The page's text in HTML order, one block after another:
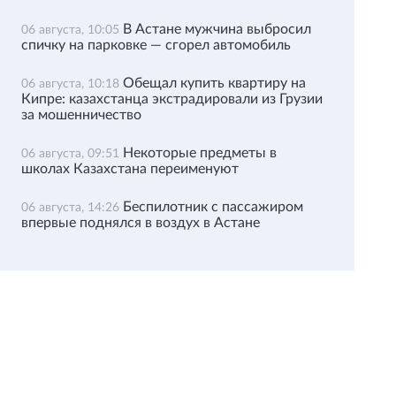
06 августа, 10:05 В Астане мужчина выбросил
спичку на парковке — сгорел автомобиль
06 августа, 10:18 Обещал купить квартиру на
Кипре: казахстанца экстрадировали из Грузии
за мошенничество
06 августа, 09:51 Некоторые предметы в
школах Казахстана переименуют
06 августа, 14:26 Беспилотник с пассажиром
впервые поднялся в воздух в Астане